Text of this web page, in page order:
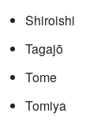
Shiroishi
Tagajō
Tome
Tomiya